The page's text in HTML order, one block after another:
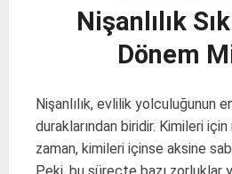
Nişanlılık
Dönem
Nişanlılık, evlilik yolculuğunun
duraklarından biridir. Kimileri
zaman, kimileri içinse aksine
Peki, bu süreçte bazı zorluklar